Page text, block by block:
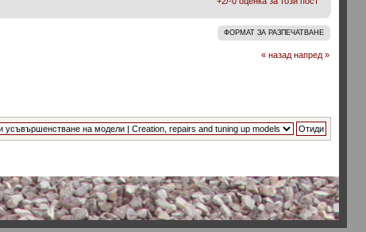
ФОРМАТ ЗА РАЗПЕЧАТВАНЕ
« назад напред »